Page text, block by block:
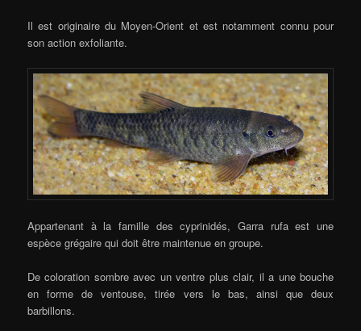
Il est originaire du Moyen-Orient et est notamment connu pour
son action exfoliante.
Appartenant à la famille des cyprinidés, Garra rufa est une
espèce grégaire qui doit être maintenue en groupe.
De coloration sombre avec un ventre plus clair, il a une bouche
en forme de ventouse, tirée vers le bas, ainsi que deux
barbillons.